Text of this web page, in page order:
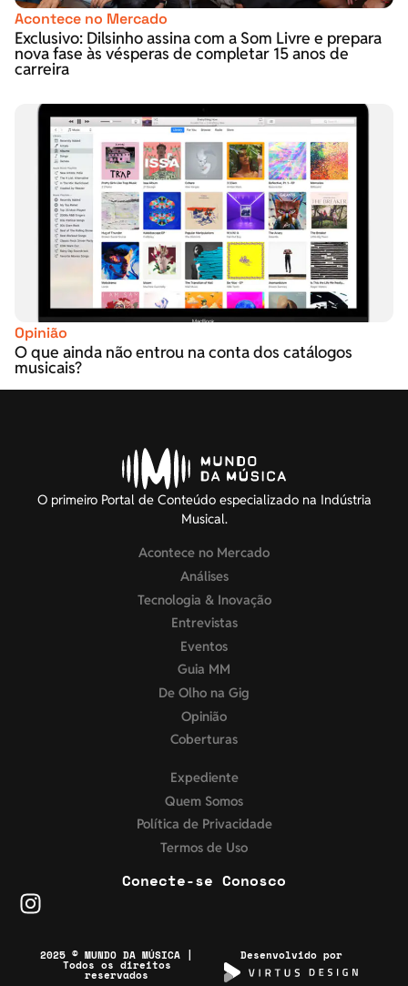
Acontece no Mercado
Exclusivo: Dilsinho assina com a Som Livre e prepara
nova fase às vésperas de completar 15 anos de
carreira
Opinião
O que ainda não entrou na conta dos catálogos
musicais?
O primeiro Portal de Conteúdo especializado na Indústria
Musical.
Acontece no Mercado
Análises
Tecnologia & Inovação
Entrevistas
Eventos
Guia MM
De Olho na Gig
Opinião
Coberturas
Expediente
Quem Somos
Política de Privacidade
Termos de Uso
Conecte-se Conosco
2025 © MUNDO DA MÚSICA |
Todos os direitos
reservados
Desenvolvido por